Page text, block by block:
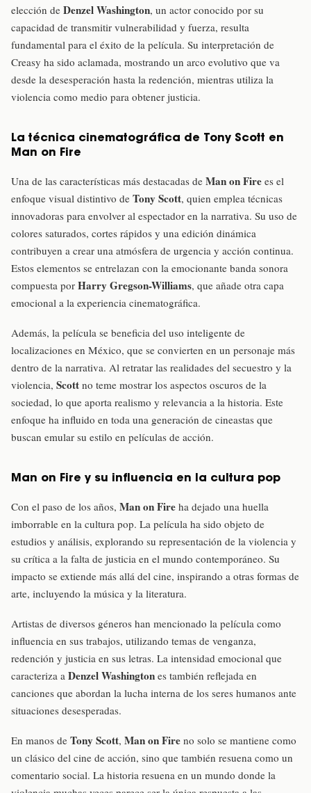
elección de Denzel Washington, un actor conocido por su
capacidad de transmitir vulnerabilidad y fuerza, resulta
fundamental para el éxito de la película. Su interpretación de
Creasy ha sido aclamada, mostrando un arco evolutivo que va
desde la desesperación hasta la redención, mientras utiliza la
violencia como medio para obtener justicia.
La técnica cinematográfica de Tony Scott en
Man on Fire
Una de las características más destacadas de Man on Fire es el
enfoque visual distintivo de Tony Scott, quien emplea técnicas
innovadoras para envolver al espectador en la narrativa. Su uso de
colores saturados, cortes rápidos y una edición dinámica
contribuyen a crear una atmósfera de urgencia y acción continua.
Estos elementos se entrelazan con la emocionante banda sonora
compuesta por Harry Gregson-Williams, que añade otra capa
emocional a la experiencia cinematográfica.
Además, la película se beneficia del uso inteligente de
localizaciones en México, que se convierten en un personaje más
dentro de la narrativa. Al retratar las realidades del secuestro y la
violencia, Scott no teme mostrar los aspectos oscuros de la
sociedad, lo que aporta realismo y relevancia a la historia. Este
enfoque ha influido en toda una generación de cineastas que
buscan emular su estilo en películas de acción.
Man on Fire y su influencia en la cultura pop
Con el paso de los años, Man on Fire ha dejado una huella
imborrable en la cultura pop. La película ha sido objeto de
estudios y análisis, explorando su representación de la violencia y
su crítica a la falta de justicia en el mundo contemporáneo. Su
impacto se extiende más allá del cine, inspirando a otras formas de
arte, incluyendo la música y la literatura.
Artistas de diversos géneros han mencionado la película como
influencia en sus trabajos, utilizando temas de venganza,
redención y justicia en sus letras. La intensidad emocional que
caracteriza a Denzel Washington es también reflejada en
canciones que abordan la lucha interna de los seres humanos ante
situaciones desesperadas.
En manos de Tony Scott, Man on Fire no solo se mantiene como
un clásico del cine de acción, sino que también resuena como un
comentario social. La historia resuena en un mundo donde la